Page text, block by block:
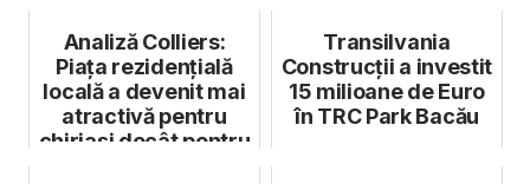
Analiză Colliers:
Piața rezidențială
locală a devenit mai
atractivă pentru
chiriași decât pentru
Transilvania
Construcții a investit
15 milioane de Euro
în TRC Park Bacău